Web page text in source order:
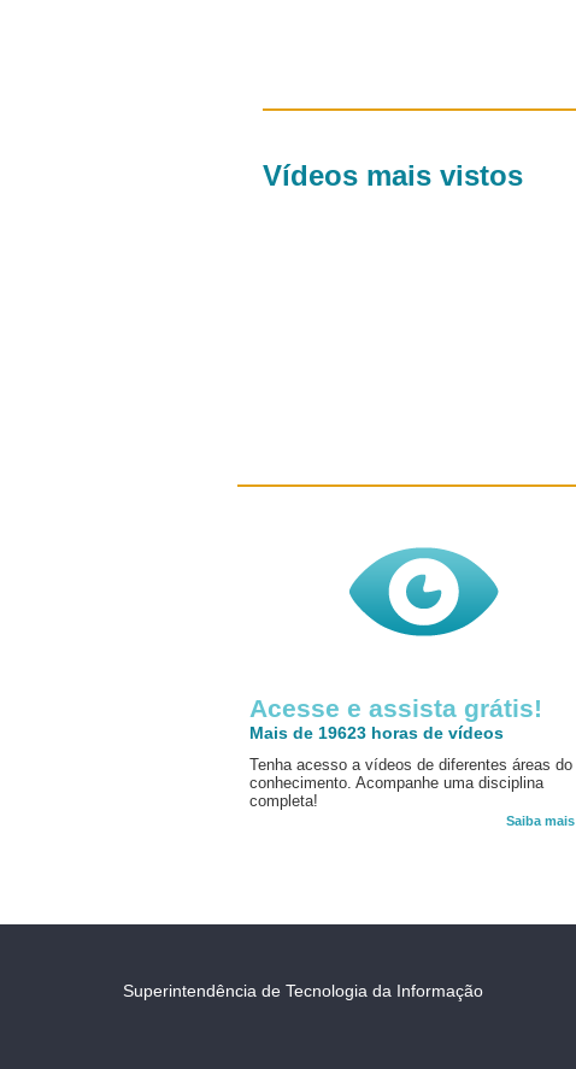
Vídeos mais vistos
Acesse e assista grátis!
Mais de 19623 horas de vídeos
Tenha acesso a vídeos de diferentes áreas do
conhecimento. Acompanhe uma disciplina
completa!
Saiba mais
Superintendência de Tecnologia da Informação